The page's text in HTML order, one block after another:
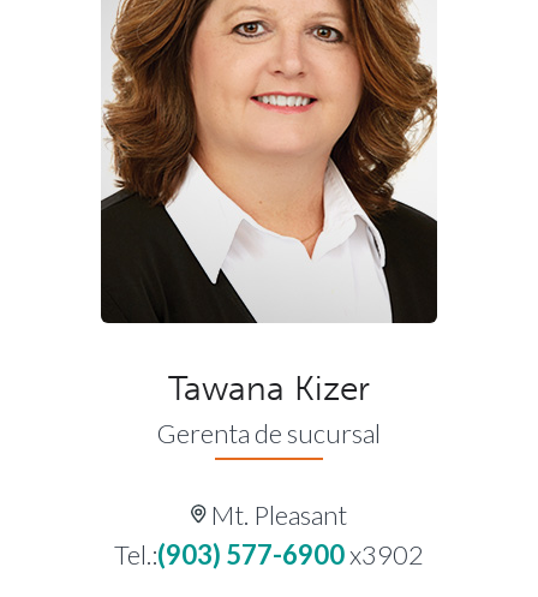
Tawana Kizer
Gerenta de sucursal
Mt. Pleasant
Tel.:(903) 577-6900x3902